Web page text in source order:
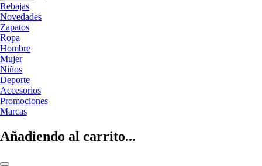
Rebajas
Novedades
Zapatos
Ropa
Hombre
Mujer
Niños
Deporte
Accesorios
Promociones
Marcas
Añadiendo al carrito...